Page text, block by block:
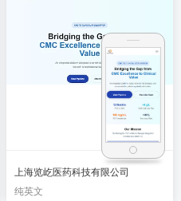
上海览屹医药科技有限公司
纯英文